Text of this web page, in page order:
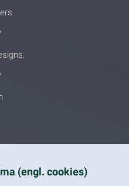
(engl. cookies)